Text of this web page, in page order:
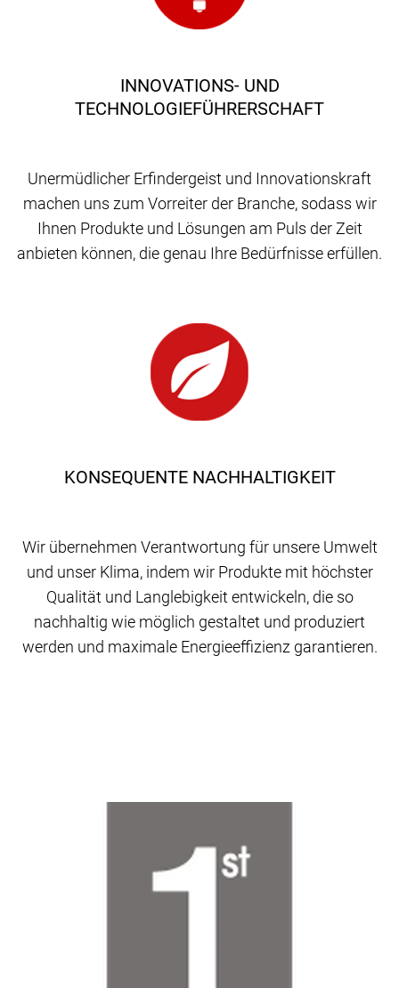
KONSEQUENTE NACHHALTIGKEIT
Wir übernehmen Verantwortung für unsere Umwelt
und unser Klima, indem wir Produkte mit höchster
Qualität und Langlebigkeit entwickeln, die so
nachhaltig wie möglich gestaltet und produziert
werden und maximale Energieeffizienz garantieren.
INNOVATIONS- UND
TECHNOLOGIEFÜHRERSCHAFT
Unermüdlicher Erfindergeist und Innovationskraft
machen uns zum Vorreiter der Branche, sodass wir
Ihnen Produkte und Lösungen am Puls der Zeit
anbieten können, die genau Ihre Bedürfnisse erfüllen.